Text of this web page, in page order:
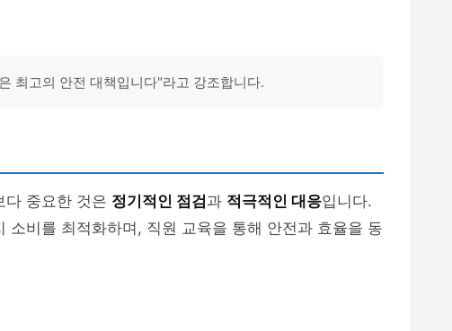
최고의 안전 대책입니다"라고 강조합니다.
다 중요한 것은 정기적인 점검과 적극적인 대응입니다.
소비를 최적화하며, 직원 교육을 통해 안전과 효율을 동